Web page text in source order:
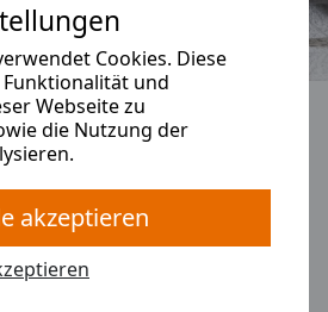
ASTI
Cookies. Diese
und
Webseite zu
die Nutzung der
akzeptieren